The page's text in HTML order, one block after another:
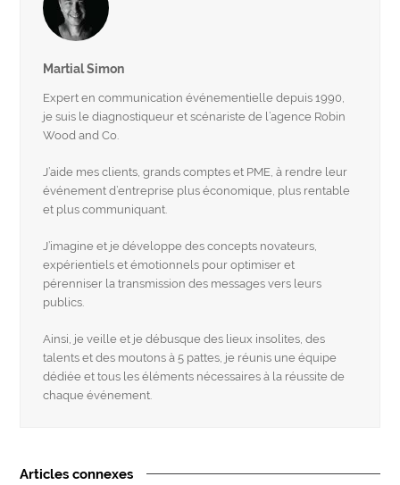
Martial Simon
Expert en communication événementielle depuis 1990,
je suis le diagnostiqueur et scénariste de l’agence Robin
Wood and Co.
J’aide mes clients, grands comptes et PME, à rendre leur
événement d’entreprise plus économique, plus rentable
et plus communiquant.
J’imagine et je développe des concepts novateurs,
expérientiels et émotionnels pour optimiser et
pérenniser la transmission des messages vers leurs
publics.
Ainsi, je veille et je débusque des lieux insolites, des
talents et des moutons à 5 pattes, je réunis une équipe
dédiée et tous les éléments nécessaires à la réussite de
chaque événement.
Articles connexes